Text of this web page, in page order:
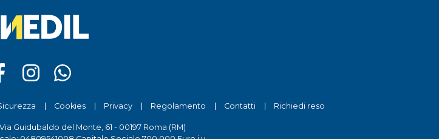
Cookies Privacy Regolamento Contatti Richiedi reso
Guidubaldo del Monte, 61 - 00197 Roma (RM)